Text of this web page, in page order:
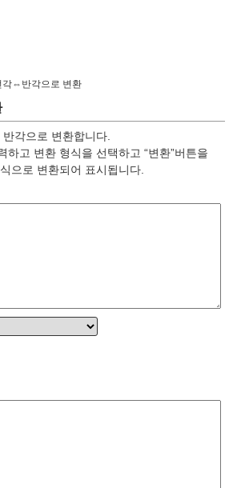
각⇔반각으로 변환
각으로 변환합니다.
하고 변환 형식을 선택하고 “변환”버튼을
으로 변환되어 표시됩니다.